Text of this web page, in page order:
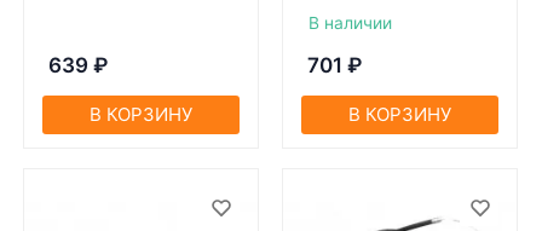
639 ₽
В КОРЗИНУ
В наличии
701 ₽
В КОРЗИНУ